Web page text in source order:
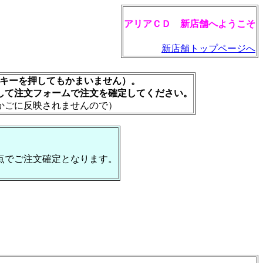
アリアＣＤ 新店舗へようこそ
新店舗トップページへ
ーを押してもかまいません）。
注文フォームで注文を確定してください。
に反映されませんので）
ご注文確定となります。